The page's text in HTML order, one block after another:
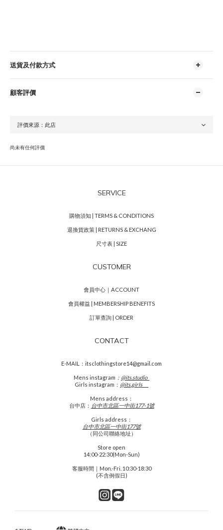
送貨及付款方式
顧客評價
尚未有任何評價
SERVICE
購物須知 | TERMS & CONDITIONS
退換貨政策 | RETURNS & EXCHANG
尺寸表 | SIZE
CUSTOMER
會員中心｜ACCOUNT
會員權益 | MEMBERSHIP BENEFITS
訂單查詢 | ORDER
CONTACT
E-MAIL：itsclothingstore14@gmail.com
Mens instagram ： @its.studio_
Girls instagram： @its.girls___
Mens address：
台中店： 台中市北區一中街177-1號
Girls address：
台中市北區一中街177號
（同公司聯絡地址）
Store open
14:00-22:30(Mon-Sun)
客服時間｜Mon.-Fri. 10:30-18:30
(不含例假日)